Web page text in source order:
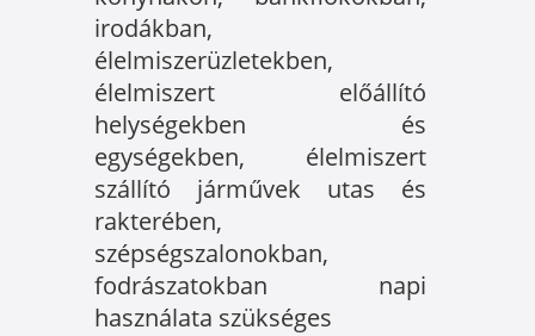
irodákban,
élelmiszerüzletekben,
élelmiszert előállító
helységekben és
egységekben, élelmiszert
szállító járművek utas és
rakterében,
szépségszalonokban,
fodrászatokban napi
használata szükséges